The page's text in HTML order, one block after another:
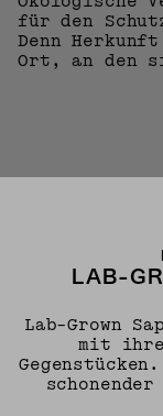
für den
Denn
Ort, an den
LAB-
Lab-Grown
mit